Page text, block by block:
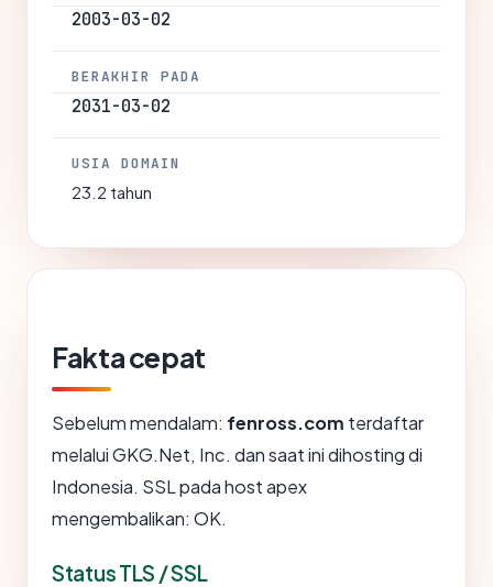
2003-03-02
BERAKHIR PADA
2031-03-02
USIA DOMAIN
23.2 tahun
Fakta cepat
Sebelum mendalam: fenross.com terdaftar
melalui GKG.Net, Inc. dan saat ini dihosting di
Indonesia. SSL pada host apex
mengembalikan: OK.
Status TLS / SSL